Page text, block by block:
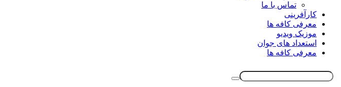
تماس با ما
کارآفرینی
معرفی کافه ها
موزیک ویدیو
استعداد های جوان
معرفی کافه ها